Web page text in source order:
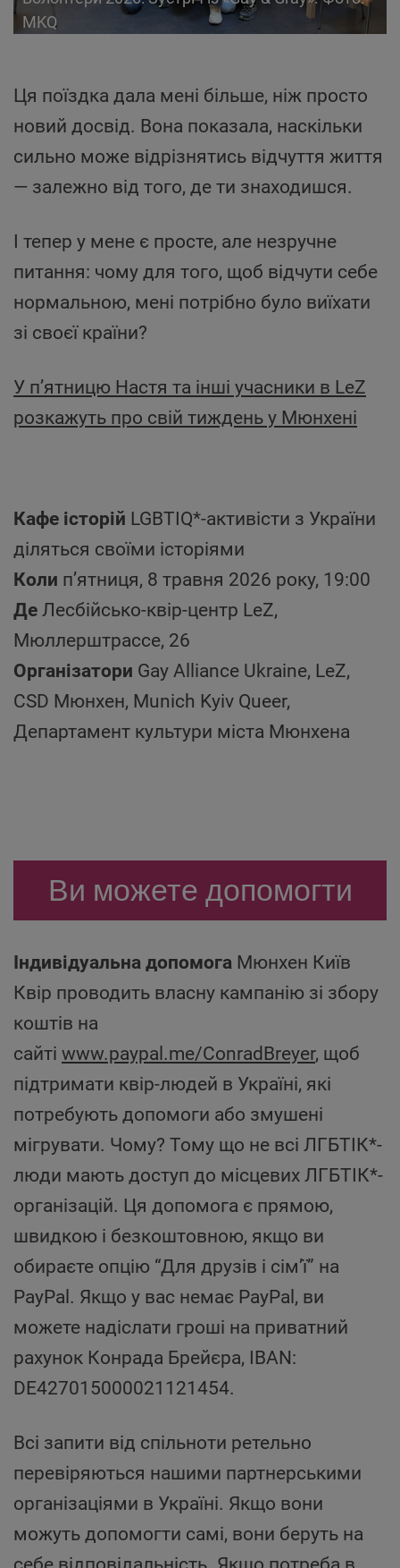
MKQ
Ця поїздка дала мені більше, ніж просто
новий досвід. Вона показала, наскільки
сильно може відрізнятись відчуття життя
— залежно від того, де ти знаходишся.
І тепер у мене є просте, але незручне
питання: чому для того, щоб відчути себе
нормальною, мені потрібно було виїхати
зі своєї країни?
У п’ятницю Настя та інші учасники в LeZ
розкажуть про свій тиждень у Мюнхені
Кафе історій LGBTIQ*-активісти з України
діляться своїми історіями
Коли п’ятниця, 8 травня 2026 року, 19:00
Де Лесбійсько-квір-центр LeZ,
Мюллерштрассе, 26
Організатори Gay Alliance Ukraine, LeZ,
CSD Мюнхен, Munich Kyiv Queer,
Департамент культури міста Мюнхена
Ви можете допомогти
Індивідуальна допомога Мюнхен Київ
Квір проводить власну кампанію зі збору
коштів на
сайті www.paypal.me/ConradBreyer, щоб
підтримати квір-людей в Україні, які
потребують допомоги або змушені
мігрувати. Чому? Тому що не всі ЛГБТІК*-
люди мають доступ до місцевих ЛГБТІК*-
організацій. Ця допомога є прямою,
швидкою і безкоштовною, якщо ви
обираєте опцію “Для друзів і сім’ї” на
PayPal. Якщо у вас немає PayPal, ви
можете надіслати гроші на приватний
рахунок Конрада Брейєра, IBAN:
DE427015000021121454.
Всі запити від спільноти ретельно
перевіряються нашими партнерськими
організаціями в Україні. Якщо вони
можуть допомогти самі, вони беруть на